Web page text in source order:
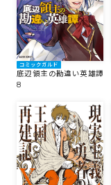
コミックガルド
底辺領主の勘違い英雄譚
8